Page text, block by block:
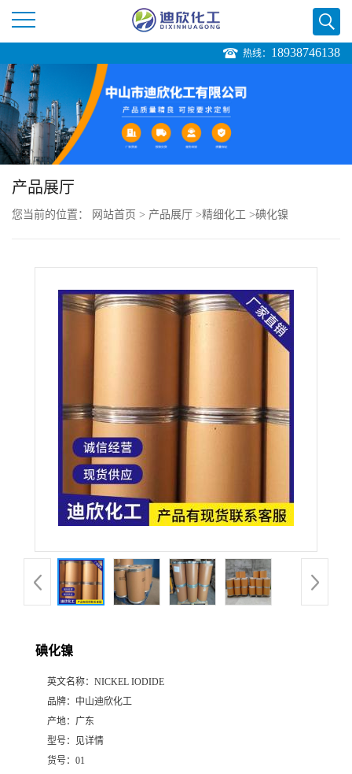
司
首
页
公
厅
热线： 18938746138
产品展厅
您当前的位置： 网站首页 > 产品展厅 >精细化工 >碘化镍
碘化镍
英文名称： NICKEL IODIDE
品牌： 中山迪欣化工
产地： 广东
型号：
见详情
货号： 01